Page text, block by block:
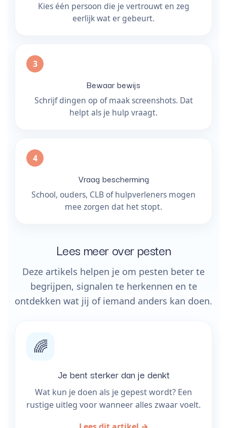
Kies één persoon die je vertrouwt en zeg
eerlijk wat er gebeurt.
Bewaar bewijs
Schrijf dingen op of maak screenshots. Dat
helpt als je hulp vraagt.
Vraag bescherming
School, ouders, CLB of hulpverleners mogen
mee zorgen dat het stopt.
Lees meer over pesten
Deze artikels helpen je om pesten beter te
begrijpen, signalen te herkennen en te
ontdekken wat jij of iemand anders kan doen.
🌈
Je bent sterker dan je denkt
Wat kun je doen als je gepest wordt? Een
rustige uitleg voor wanneer alles zwaar voelt.